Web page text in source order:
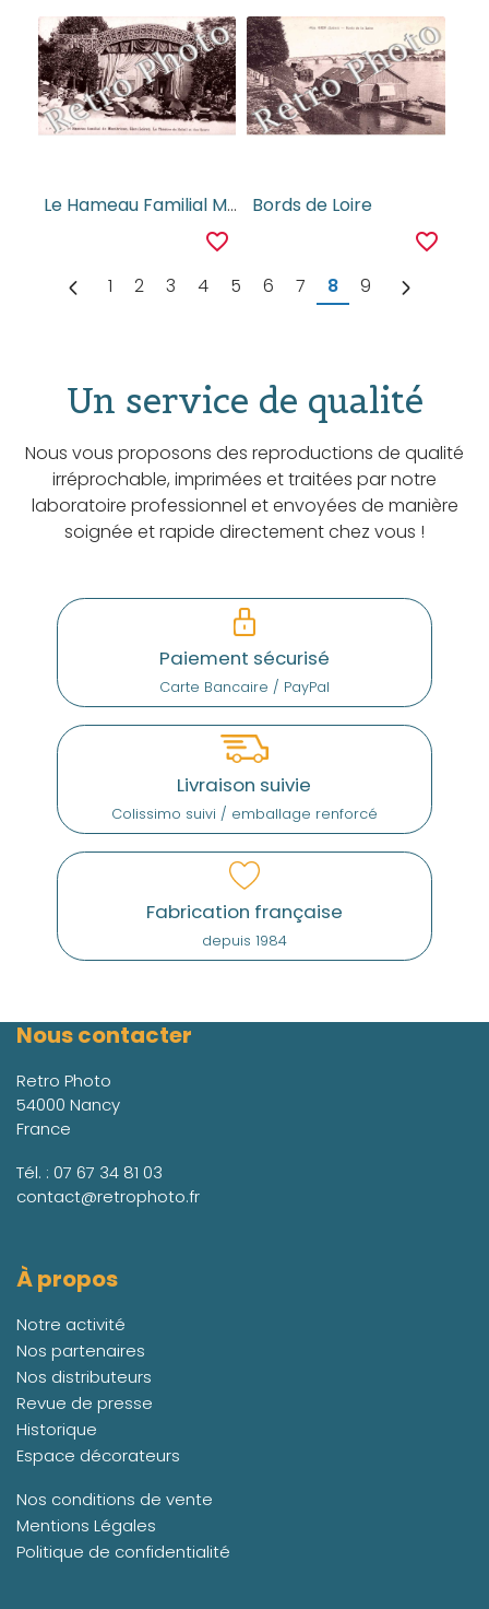
Le Hameau Familial Montbricon, le Theatre du Soleil et des Fleurs
favorite_border
Bords de Loire
favorite_border
1 2 3 4 5 6 7 8 9
Un service de qualité
Nous vous proposons des reproductions de qualité
irréprochable, imprimées et traitées par notre
laboratoire professionnel et envoyées de manière
soignée et rapide directement chez vous !
Paiement sécurisé
Carte Bancaire / PayPal
Livraison suivie
Colissimo suivi / emballage renforcé
Fabrication française
depuis 1984
Nous contacter
Retro Photo
54000 Nancy
France
Tél. : 07 67 34 81 03
contact@retrophoto.fr
À propos
Notre activité
Nos partenaires
Nos distributeurs
Revue de presse
Historique
Espace décorateurs
Nos conditions de vente
Mentions Légales
Politique de confidentialité